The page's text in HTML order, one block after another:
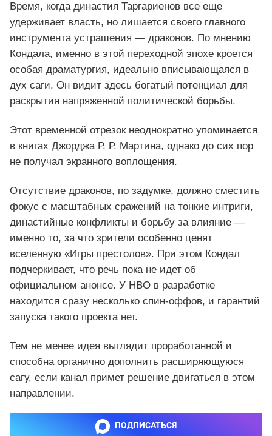
Время, когда династия Таргариенов все еще
удерживает власть, но лишается своего главного
инструмента устрашения — драконов. По мнению
Кондала, именно в этой переходной эпохе кроется
особая драматургия, идеально вписывающаяся в
дух саги. Он видит здесь богатый потенциал для
раскрытия напряженной политической борьбы.
Этот временной отрезок неоднократно упоминается
в книгах Джорджа Р. Р. Мартина, однако до сих пор
не получал экранного воплощения.
Отсутствие драконов, по задумке, должно сместить
фокус с масштабных сражений на тонкие интриги,
династийные конфликты и борьбу за влияние —
именно то, за что зрители особенно ценят
вселенную «Игры престолов». При этом Кондал
подчеркивает, что речь пока не идет об
официальном анонсе. У HBO в разработке
находится сразу несколько спин‑оффов, и гарантий
запуска такого проекта нет.
Тем не менее идея выглядит проработанной и
способна органично дополнить расширяющуюся
сагу, если канал примет решение двигаться в этом
направлении.
ПОДПИСАТЬСЯ